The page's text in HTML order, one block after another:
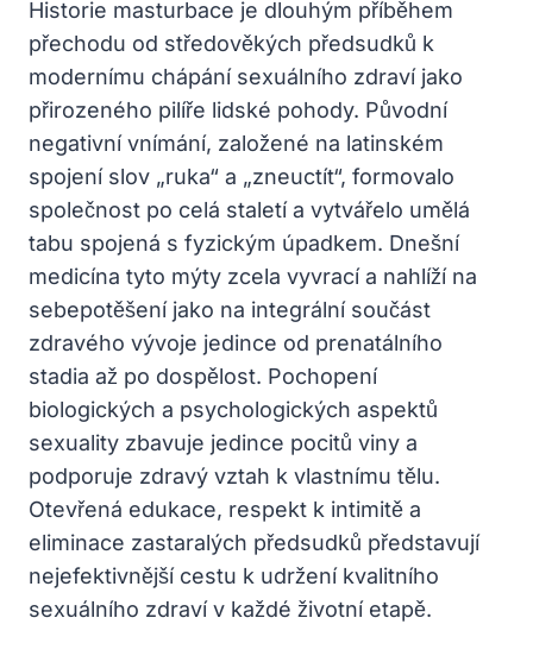
Historie masturbace je dlouhým příběhem
přechodu od středověkých předsudků k
modernímu chápání sexuálního zdraví jako
přirozeného pilíře lidské pohody. Původní
negativní vnímání, založené na latinském
spojení slov „ruka“ a „zneuctít“, formovalo
společnost po celá staletí a vytvářelo umělá
tabu spojená s fyzickým úpadkem. Dnešní
medicína tyto mýty zcela vyvrací a nahlíží na
sebepotěšení jako na integrální součást
zdravého vývoje jedince od prenatálního
stadia až po dospělost. Pochopení
biologických a psychologických aspektů
sexuality zbavuje jedince pocitů viny a
podporuje zdravý vztah k vlastnímu tělu.
Otevřená edukace, respekt k intimitě a
eliminace zastaralých předsudků představují
nejefektivnější cestu k udržení kvalitního
sexuálního zdraví v každé životní etapě.